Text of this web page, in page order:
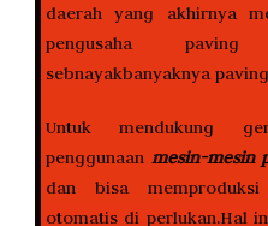
daerah yang akhirnya
pengusaha
sebnayakbanyaknya
Untuk mendukung
penggunaan mesin-mesin
dan bisa
otomatis di perlukan.Hal